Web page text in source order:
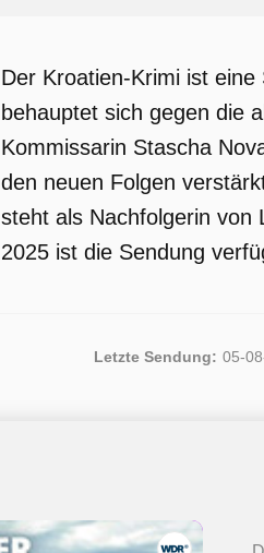
Der Kroatien-Krimi ist
behauptet sich gegen die
Kommissarin Stascha
den neuen Folgen
steht als Nachfolgerin von
2025 ist die Sendung
Letzte Sendung: 05-